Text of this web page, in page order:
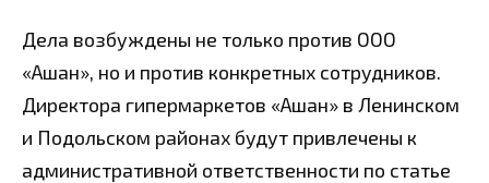
Дела возбуждены не только против ООО
«Ашан», но и против конкретных сотрудников.
Директора гипермаркетов «Ашан» в Ленинском
и Подольском районах будут привлечены к
административной ответственности по статье